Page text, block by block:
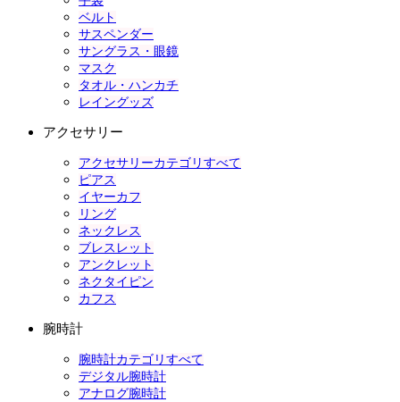
ベルト
サスペンダー
サングラス・眼鏡
マスク
タオル・ハンカチ
レイングッズ
アクセサリー
アクセサリーカテゴリすべて
ピアス
イヤーカフ
リング
ネックレス
ブレスレット
アンクレット
ネクタイピン
カフス
腕時計
腕時計カテゴリすべて
デジタル腕時計
アナログ腕時計